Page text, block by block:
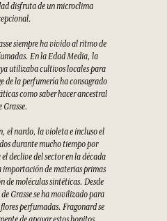
disfruta de un microclima
siempre ha vivido al ritmo de
En la Edad Media, la
utilizaba cultivos locales para
de la perfumería ha consagrado
como saber hacer ancestral
Grasse.
el nardo, la violeta e incluso el
durante mucho tiempo por
declive del sector en la década
importación de materias primas
de moléculas sintéticas. Desde
Grasse se ha movilizado para
perfumadas. Fragonard se